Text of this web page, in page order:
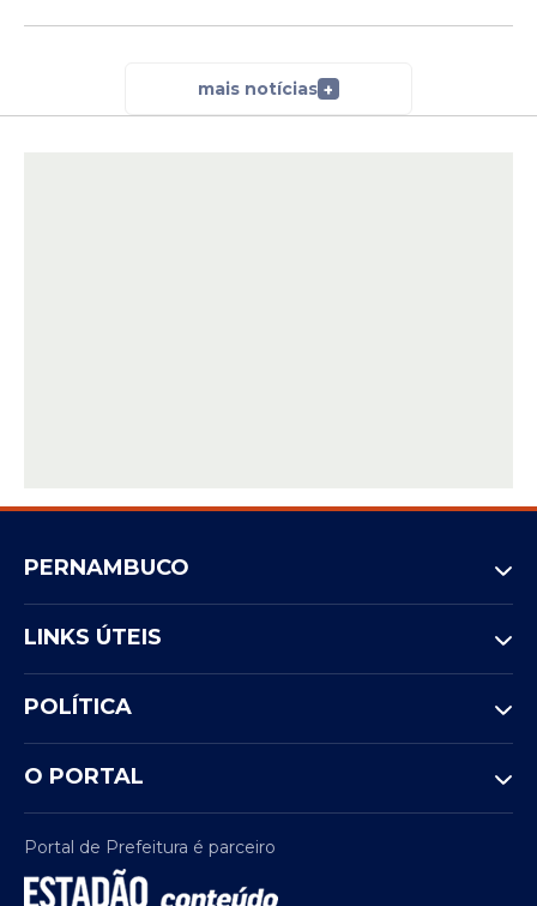
mais notícias +
PERNAMBUCO
LINKS ÚTEIS
POLÍTICA
O PORTAL
Portal de Prefeitura é parceiro